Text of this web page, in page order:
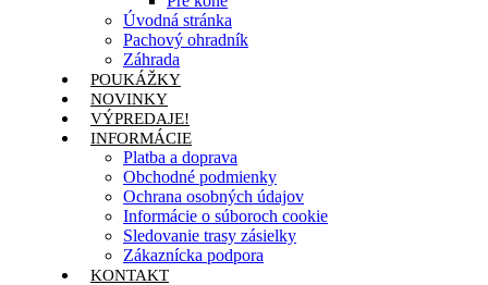
Úvodná stránka
Pachový ohradník
Záhrada
POUKÁŽKY
NOVINKY
VÝPREDAJE!
INFORMÁCIE
Platba a doprava
Obchodné podmienky
Ochrana osobných údajov
Informácie o súboroch cookie
Sledovanie trasy zásielky
Zákaznícka podpora
KONTAKT